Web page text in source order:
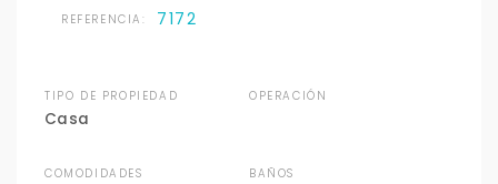
REFERENCIA: 7172
TIPO DE PROPIEDAD
Casa
OPERACIÓN
COMODIDADES BAÑOS